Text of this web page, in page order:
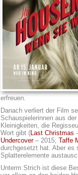
erfreuen.
Danach verliert der Film
Schauspielerinnen aus
Kleinigkeiten, die
Wort gibt (Last Christmas
Undercover– 2015; Taffe
durchgesetzt hat. Aber es
Splatterelemente
Unterm Strich ist diese